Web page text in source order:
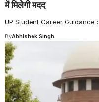
में मिलेगी मदद
UP Student Career Guidance :
ByAbhishek Singh